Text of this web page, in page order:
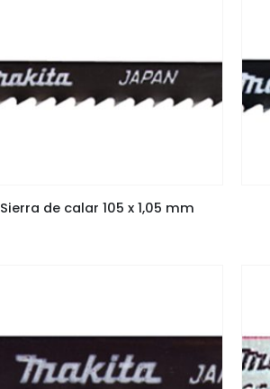
Sierra de calar 105 x 1,05 mm